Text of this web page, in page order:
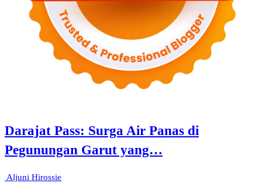
Darajat Pass: Surga Air Panas di
Pegunungan Garut yang…
Aljuni Hirossie